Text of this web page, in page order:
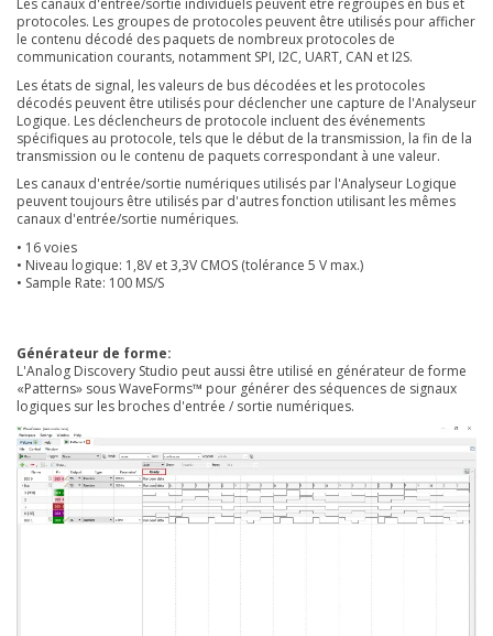
Les canaux d'entrée/sortie individuels peuvent être regroupés en bus et
protocoles. Les groupes de protocoles peuvent être utilisés pour afficher
le contenu décodé des paquets de nombreux protocoles de
communication courants, notamment SPI, I2C, UART, CAN et I2S.
Les états de signal, les valeurs de bus décodées et les protocoles
décodés peuvent être utilisés pour déclencher une capture de l'Analyseur
Logique. Les déclencheurs de protocole incluent des événements
spécifiques au protocole, tels que le début de la transmission, la fin de la
transmission ou le contenu de paquets correspondant à une valeur.
Les canaux d'entrée/sortie numériques utilisés par l'Analyseur Logique
peuvent toujours être utilisés par d'autres fonction utilisant les mêmes
canaux d'entrée/sortie numériques.
• 16 voies
• Niveau logique: 1,8V et 3,3V CMOS (tolérance 5 V max.)
• Sample Rate: 100 MS/S
Générateur de forme:
L'Analog Discovery Studio peut aussi être utilisé en générateur de forme
«Patterns» sous WaveForms™ pour générer des séquences de signaux
logiques sur les broches d'entrée / sortie numériques.